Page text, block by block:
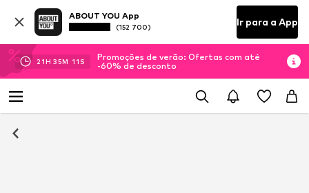
ABOUT YOU App
(152 700) Ir para a App
21H 35M 10 S
Promoções de verão: Ofertas com até
-60% de desconto